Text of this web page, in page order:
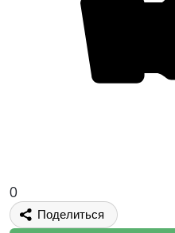
0
Поделиться